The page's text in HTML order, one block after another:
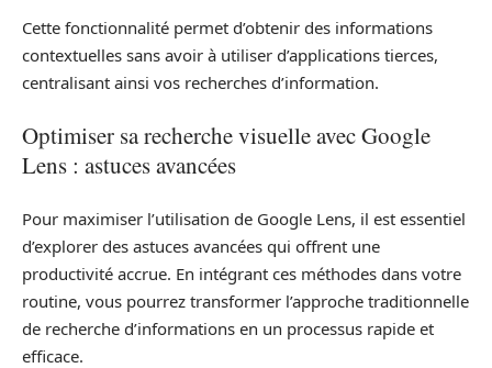
Cette fonctionnalité permet d’obtenir des informations
contextuelles sans avoir à utiliser d’applications tierces,
centralisant ainsi vos recherches d’information.
Optimiser sa recherche visuelle avec Google
Lens : astuces avancées
Pour maximiser l’utilisation de Google Lens, il est essentiel
d’explorer des astuces avancées qui offrent une
productivité accrue. En intégrant ces méthodes dans votre
routine, vous pourrez transformer l’approche traditionnelle
de recherche d’informations en un processus rapide et
efficace.